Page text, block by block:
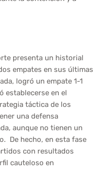
presenta un historial
empates en sus últimas
logró un empate 1-1
establecerse en el
táctica de los
una defensa
aunque no tienen un
De hecho, en esta fase
con resultados
cauteloso en